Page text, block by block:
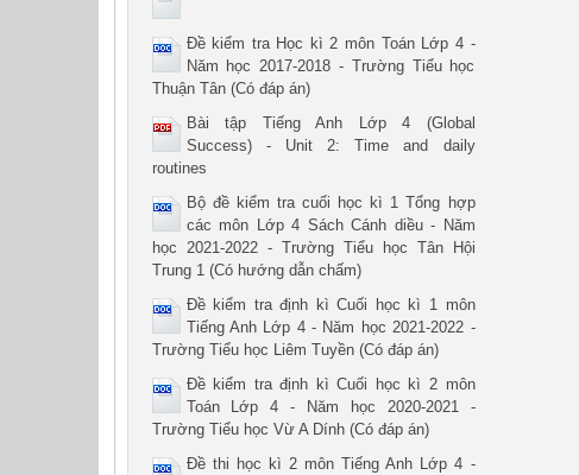
Đề kiểm tra Học kì 2 môn Toán Lớp 4 -
Năm học 2017-2018 - Trường Tiểu học
Thuận Tân (Có đáp án)
Bài tập Tiếng Anh Lớp 4 (Global
Success) - Unit 2: Time and daily
routines
Bộ đề kiểm tra cuối học kì 1 Tổng hợp
các môn Lớp 4 Sách Cánh diều - Năm
học 2021-2022 - Trường Tiểu học Tân Hội
Trung 1 (Có hướng dẫn chấm)
Đề kiểm tra định kì Cuối học kì 1 môn
Tiếng Anh Lớp 4 - Năm học 2021-2022 -
Trường Tiểu học Liêm Tuyền (Có đáp án)
Đề kiểm tra định kì Cuối học kì 2 môn
Toán Lớp 4 - Năm học 2020-2021 -
Trường Tiểu học Vừ A Dính (Có đáp án)
Đề thi học kì 2 môn Tiếng Anh Lớp 4 -